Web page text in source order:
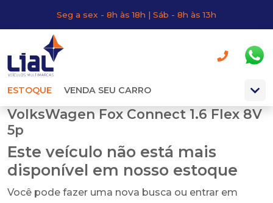
Seg a sex - 8h às 18h | Sáb - 8h às 13h
ESTOQUE VENDA SEU CARRO
VolksWagen Fox Connect 1.6 Flex 8V
5p
Este veículo não está mais
disponível em nosso estoque
Você pode fazer uma nova busca ou entrar em